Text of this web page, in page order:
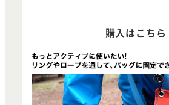
購入はこちら